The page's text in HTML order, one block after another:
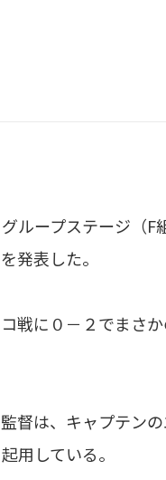
ループステージ（F
発表した。
戦に０－２でまさ
督は、キャプテン
用している。